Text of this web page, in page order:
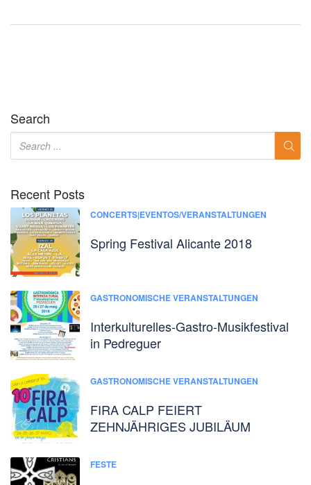
Search
Recent Posts
CONCERTS|EVENTOS/VERANSTALTUNGEN
Spring Festival Alicante 2018
GASTRONOMISCHE VERANSTALTUNGEN
Interkulturelles-Gastro-Musikfestival
in Pedreguer
GASTRONOMISCHE VERANSTALTUNGEN
FIRA CALP FEIERT
ZEHNJÄHRIGES JUBILÄUM
FESTE